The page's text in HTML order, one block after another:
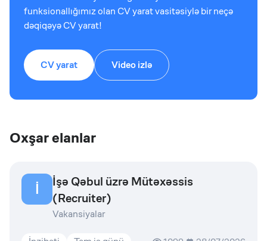
funksionallığımız olan CV yarat vasitəsiylə bir neçə
dəqiqəyə CV yarat!
CV yarat Video izlə
Oxşar elanlar
İ
İşə Qəbul üzrə Mütəxəssis
(Recruiter)
Vakansiyalar